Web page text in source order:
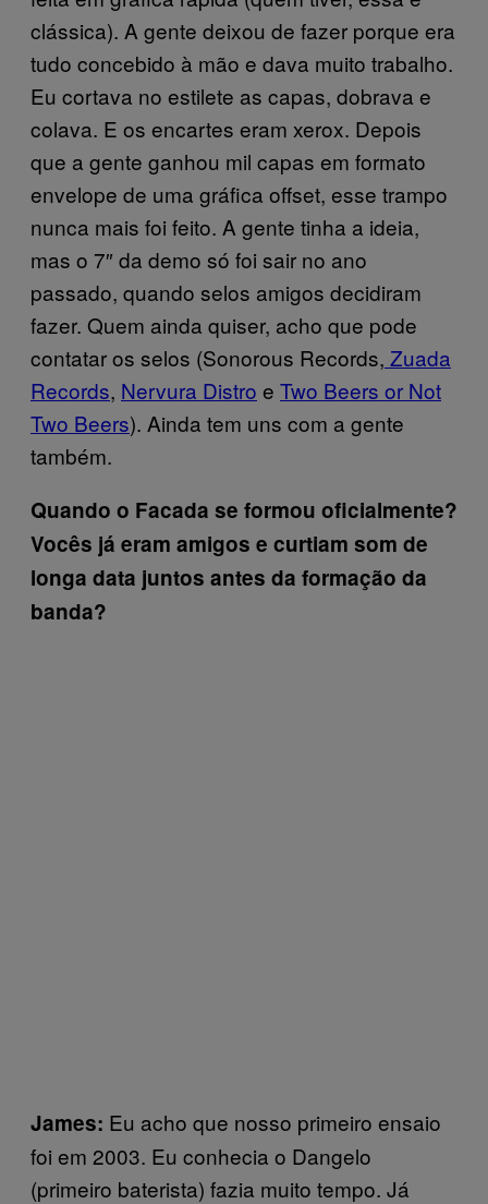
clássica). A gente deixou de fazer porque era
tudo concebido à mão e dava muito trabalho.
Eu cortava no estilete as capas, dobrava e
colava. E os encartes eram xerox. Depois
que a gente ganhou mil capas em formato
envelope de uma gráfica offset, esse trampo
nunca mais foi feito. A gente tinha a ideia,
mas o 7″ da demo só foi sair no ano
passado, quando selos amigos decidiram
fazer. Quem ainda quiser, acho que pode
contatar os selos (Sonorous Records, Zuada
Records, Nervura Distro e Two Beers or Not
Two Beers). Ainda tem uns com a gente
também.
Quando o Facada se formou oficialmente?
Vocês já eram amigos e curtiam som de
longa data juntos antes da formação da
banda?
James: Eu acho que nosso primeiro ensaio
foi em 2003. Eu conhecia o Dangelo
(primeiro baterista) fazia muito tempo. Já